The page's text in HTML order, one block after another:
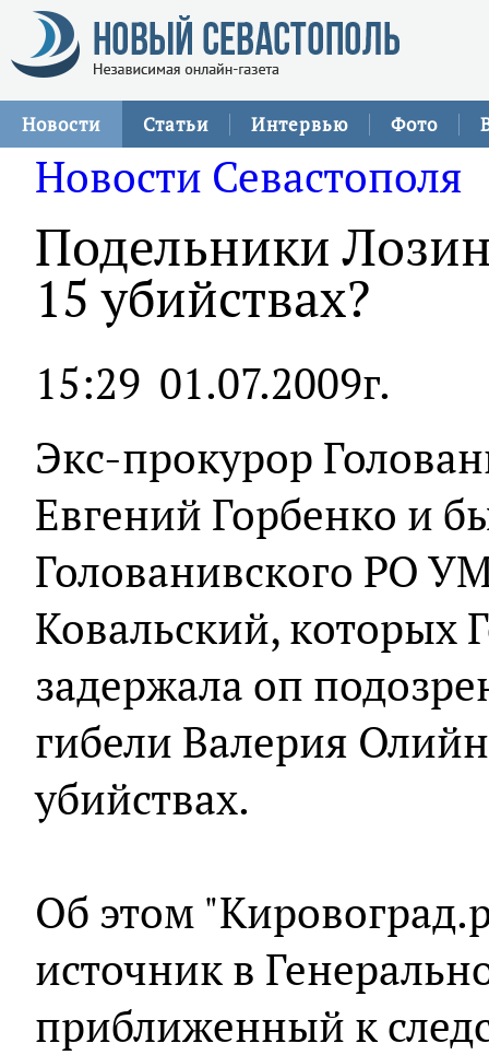
Новости Статьи Интервью Фото
Новости Севастополя
Подельники
15 убийствах?
15:29 01.07.2009г.
Экс-прокурор
Евгений Горбенко и
Голованивского РО
Ковальский, которых
задержала оп
гибели Валерия
убийствах.
Об этом
источник в
приближенный к